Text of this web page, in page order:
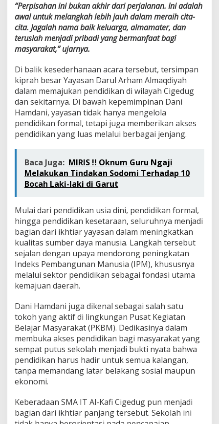
“Perpisahan ini bukan akhir dari perjalanan. Ini adalah
awal untuk melangkah lebih jauh dalam meraih cita-
cita. Jagalah nama baik keluarga, almamater, dan
teruslah menjadi pribadi yang bermanfaat bagi
masyarakat,” ujarnya.
Di balik kesederhanaan acara tersebut, tersimpan
kiprah besar Yayasan Darul Arham Almaqdiyah
dalam memajukan pendidikan di wilayah Cigedug
dan sekitarnya. Di bawah kepemimpinan Dani
Hamdani, yayasan tidak hanya mengelola
pendidikan formal, tetapi juga memberikan akses
pendidikan yang luas melalui berbagai jenjang.
Baca Juga: MIRIS !! Oknum Guru Ngaji
Melakukan Tindakan Sodomi Terhadap 10
Bocah Laki-laki di Garut
Mulai dari pendidikan usia dini, pendidikan formal,
hingga pendidikan kesetaraan, seluruhnya menjadi
bagian dari ikhtiar yayasan dalam meningkatkan
kualitas sumber daya manusia. Langkah tersebut
sejalan dengan upaya mendorong peningkatan
Indeks Pembangunan Manusia (IPM), khususnya
melalui sektor pendidikan sebagai fondasi utama
kemajuan daerah.
Dani Hamdani juga dikenal sebagai salah satu
tokoh yang aktif di lingkungan Pusat Kegiatan
Belajar Masyarakat (PKBM). Dedikasinya dalam
membuka akses pendidikan bagi masyarakat yang
sempat putus sekolah menjadi bukti nyata bahwa
pendidikan harus hadir untuk semua kalangan,
tanpa memandang latar belakang sosial maupun
ekonomi.
Keberadaan SMA IT Al-Kafi Cigedug pun menjadi
bagian dari ikhtiar panjang tersebut. Sekolah ini